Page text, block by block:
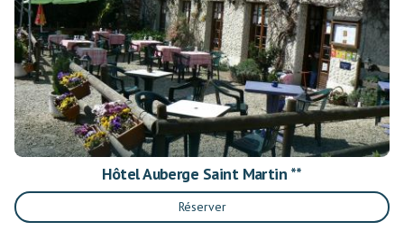
Hôtel Auberge Saint Martin **
Réserver